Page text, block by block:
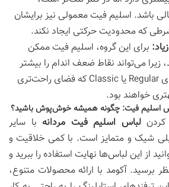
باشد. اسلیم فیت معمولی نیز برایشان
که محدودیت حرکتی ایجاد نکند.
برای این گروه، اسلیم فیت ممکن
می‌تواند نقاط ضعف اندام را بیشتر
نمایان کند. فیت‌های Regular یا Classic که فضای راحت‌تری
خواهند بود.
اسلیم فیت: چگونه همیشه خوش‌پوش باشید؟
لباس اسلیم فیت مردانه با سایر
شیک و متمایز است. با کمی خلاقیت و
از این لباس‌ها نهایت استفاده را ببرید و
برسید. آکومد با ارائه محصولات متنوع،